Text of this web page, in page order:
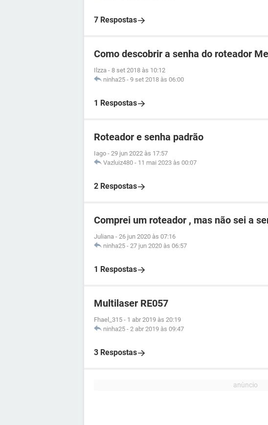
7 Respostas
Como descobrir a senha do roteador
Ilzza - 8 set 2018 às 10:12
ninha25 - 9 set 2018 às 06:00
1 Respostas
Roteador e senha padrão
Iago - 29 jun 2022 às 17:57
Vazluiz480 - 11 mai 2023 às 00:07
2 Respostas
Comprei um roteador , mas não sei a
Juliana - 26 jun 2020 às 07:16
ninha25 - 27 jun 2020 às 06:57
1 Respostas
Multilaser RE057
Fhael_315 - 1 abr 2019 às 20:19
ninha25 - 2 abr 2019 às 09:47
3 Respostas